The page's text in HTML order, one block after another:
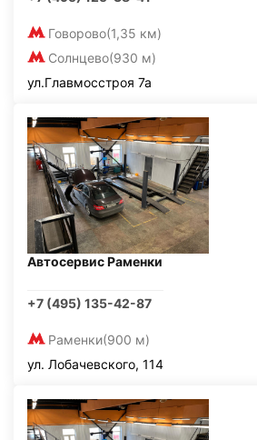
Говорово(1,35 км)
Солнцево(930 м)
ул.Главмосстроя 7а
Автосервис Раменки
+7 (495) 135-42-87
Раменки(900 м)
ул. Лобачевского, 114